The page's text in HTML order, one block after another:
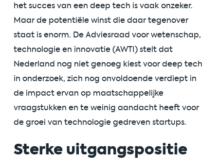
het succes van een deep tech is vaak onzeker.
Maar de potentiële winst die daar tegenover
staat is enorm. De Adviesraad voor wetenschap,
technologie en innovatie (AWTI) stelt dat
Nederland nog niet genoeg kiest voor deep tech
in onderzoek, zich nog onvoldoende verdiept in
de impact ervan op maatschappelijke
vraagstukken en te weinig aandacht heeft voor
de groei van technologie gedreven startups.
Sterke uitgangspositie